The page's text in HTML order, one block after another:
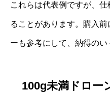
これらは代表例ですが、
ることがあります。購入
ーも参考にして、納得のい
100g未満ドロー